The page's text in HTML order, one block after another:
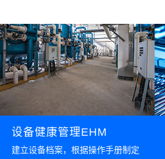
设备健康管理EHM
建立设备档案，根据操作手册制定